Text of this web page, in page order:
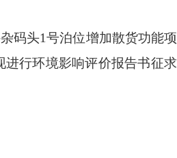
码头1号泊位增加散货功能项
行环境影响评价报告书征求